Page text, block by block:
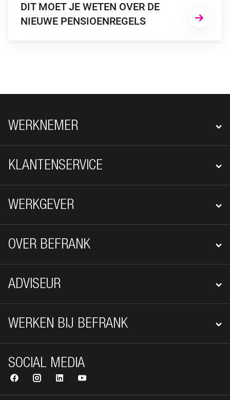
DIT MOET JE WETEN OVER DE
NIEUWE PENSIOENREGELS
FOOTER NAVIGATIE
WERKNEMER
KLANTENSERVICE
WERKGEVER
OVER BEFRANK
ADVISEUR
WERKEN BIJ BEFRANK
SOCIAL MEDIA